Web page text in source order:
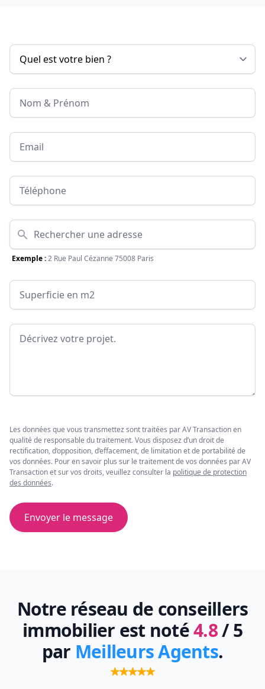
Nom & Prénom
Email
Téléphone
Adresse
Exemple :2 Rue Paul Cézanne 75008 Paris
Surface
Message
Les données que vous transmettez sont traitées par AV Transaction en
qualité de responsable du traitement. Vous disposez d’un droit de
rectification, d’opposition, d’effacement, de limitation et de portabilité de
vos données. Pour en savoir plus sur le traitement de vos données par AV
Transaction et sur vos droits, veuillez consulter la politique de protection
des données.
Envoyer le message
Notre réseau de conseillers
immobilier est noté4.8/ 5
par Meilleurs Agents.